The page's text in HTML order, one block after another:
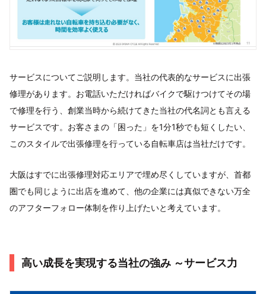
サービスについてご説明します。当社の代表的なサービスに出張
修理があります。お電話いただければバイクで駆けつけてその場
で修理を行う、創業当時から続けてきた当社の代名詞とも言える
サービスです。お客さまの「困った」を1分1秒でも短くしたい、
このスタイルで出張修理を行っている自転車店は当社だけです。
大阪はすでに出張修理対応エリアで埋め尽くしていますが、首都
圏でも同じように出店を進めて、他の企業には真似できない万全
のアフターフォロー体制を作り上げたいと考えています。
高い成長を実現する当社の強み ～サービス力